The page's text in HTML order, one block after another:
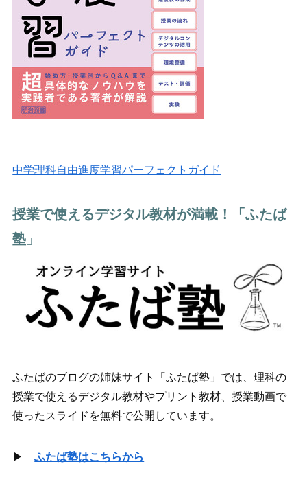
中学理科自由進度学習パーフェクトガイド
授業で使えるデジタル教材が満載！「ふたば
塾」
ふたばのブログの姉妹サイト「ふたば塾」では、理科の
授業で使えるデジタル教材やプリント教材、授業動画で
使ったスライドを無料で公開しています。
▶ふたば塾はこちらから